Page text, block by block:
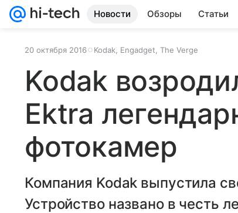
Новости Обзоры Статьи
20 октября 2016 Kodak, Engadget, The Verge
Kodak
Ektra
фотокамер
Компания Kodak выпустила
Устройство названо в честь